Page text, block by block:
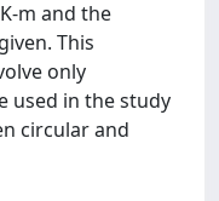
m and the
This
only
used in the study
circular and